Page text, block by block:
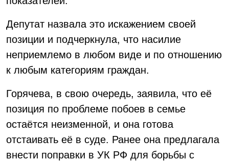
Депутат назвала это искажением своей
позиции и подчеркнула, что насилие
неприемлемо в любом виде и по отношению
к любым категориям граждан.
Горячева, в свою очередь, заявила, что её
позиция по проблеме побоев в семье
остаётся неизменной, и она готова
отстаивать её в суде. Ранее она предлагала
внести поправки в УК РФ для борьбы с